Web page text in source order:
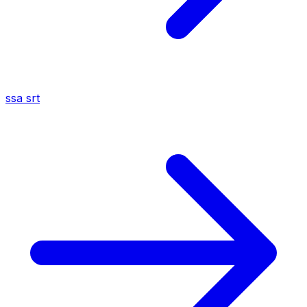
ssa srt